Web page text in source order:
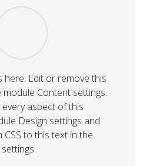
Edit or remove this
Content settings.
aspect of this
Design settings and
CSS to this text in the